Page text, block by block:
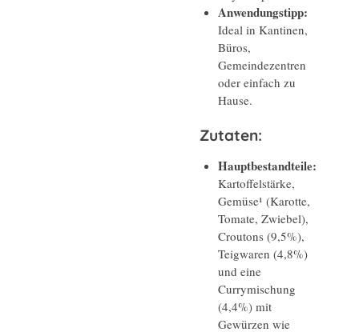
Anwendungstipp:
Ideal in Kantinen,
Büros,
Gemeindezentren
oder einfach zu
Hause.
Zutaten:
Hauptbestandteile:
Kartoffelstärke,
Gemüse¹ (Karotte,
Tomate, Zwiebel),
Croutons (9,5%),
Teigwaren (4,8%)
und eine
Currymischung
(4,4%) mit
Gewürzen wie